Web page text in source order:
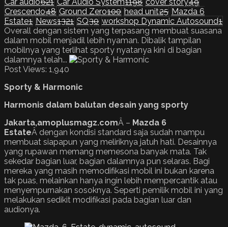
Crescendo48 Ground Zero100 head unit25 Mazda 6
Estate1 News1321 SQ30 workshop Dynamic Autosound1
Overall dengan sistem yang terpasang membuat suasana
dalam mobil menjadil lebih nyaman. Dibalik tampilan
mobilnya yang terlihat sporty nyatanya kini di bagian
dalamnya telah...
Post Views: 1,940
Sporty & Harmonic
Harmonis dalam balutan desain yang sporty
Jakarta,amoplusmagz.comÂ – Mazda 6
EstateÂ dengan kondisi standard saja sudah mampu
membuat siapapun yang meliriknya jatuh hati. Desainnya
yang rupawan memang memesona banyak mata. Tak
sekedar bagian luar, bagian dalamnya pun selaras. Bagi
mereka yang masih memodifikasi mobil ini bukan karena
tak puas, melainkan hanya ingin lebih mempercantik atau
menyempurnakan sosoknya. Seperti pemilik mobil ini yang
melakukan sedikit modifikasi pada bagian luar dan
audionya.